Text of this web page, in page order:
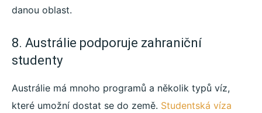
danou oblast.
8. Austrálie podporuje zahraniční
studenty
Austrálie má mnoho programů a několik typů víz,
které umožní dostat se do země. Studentská víza